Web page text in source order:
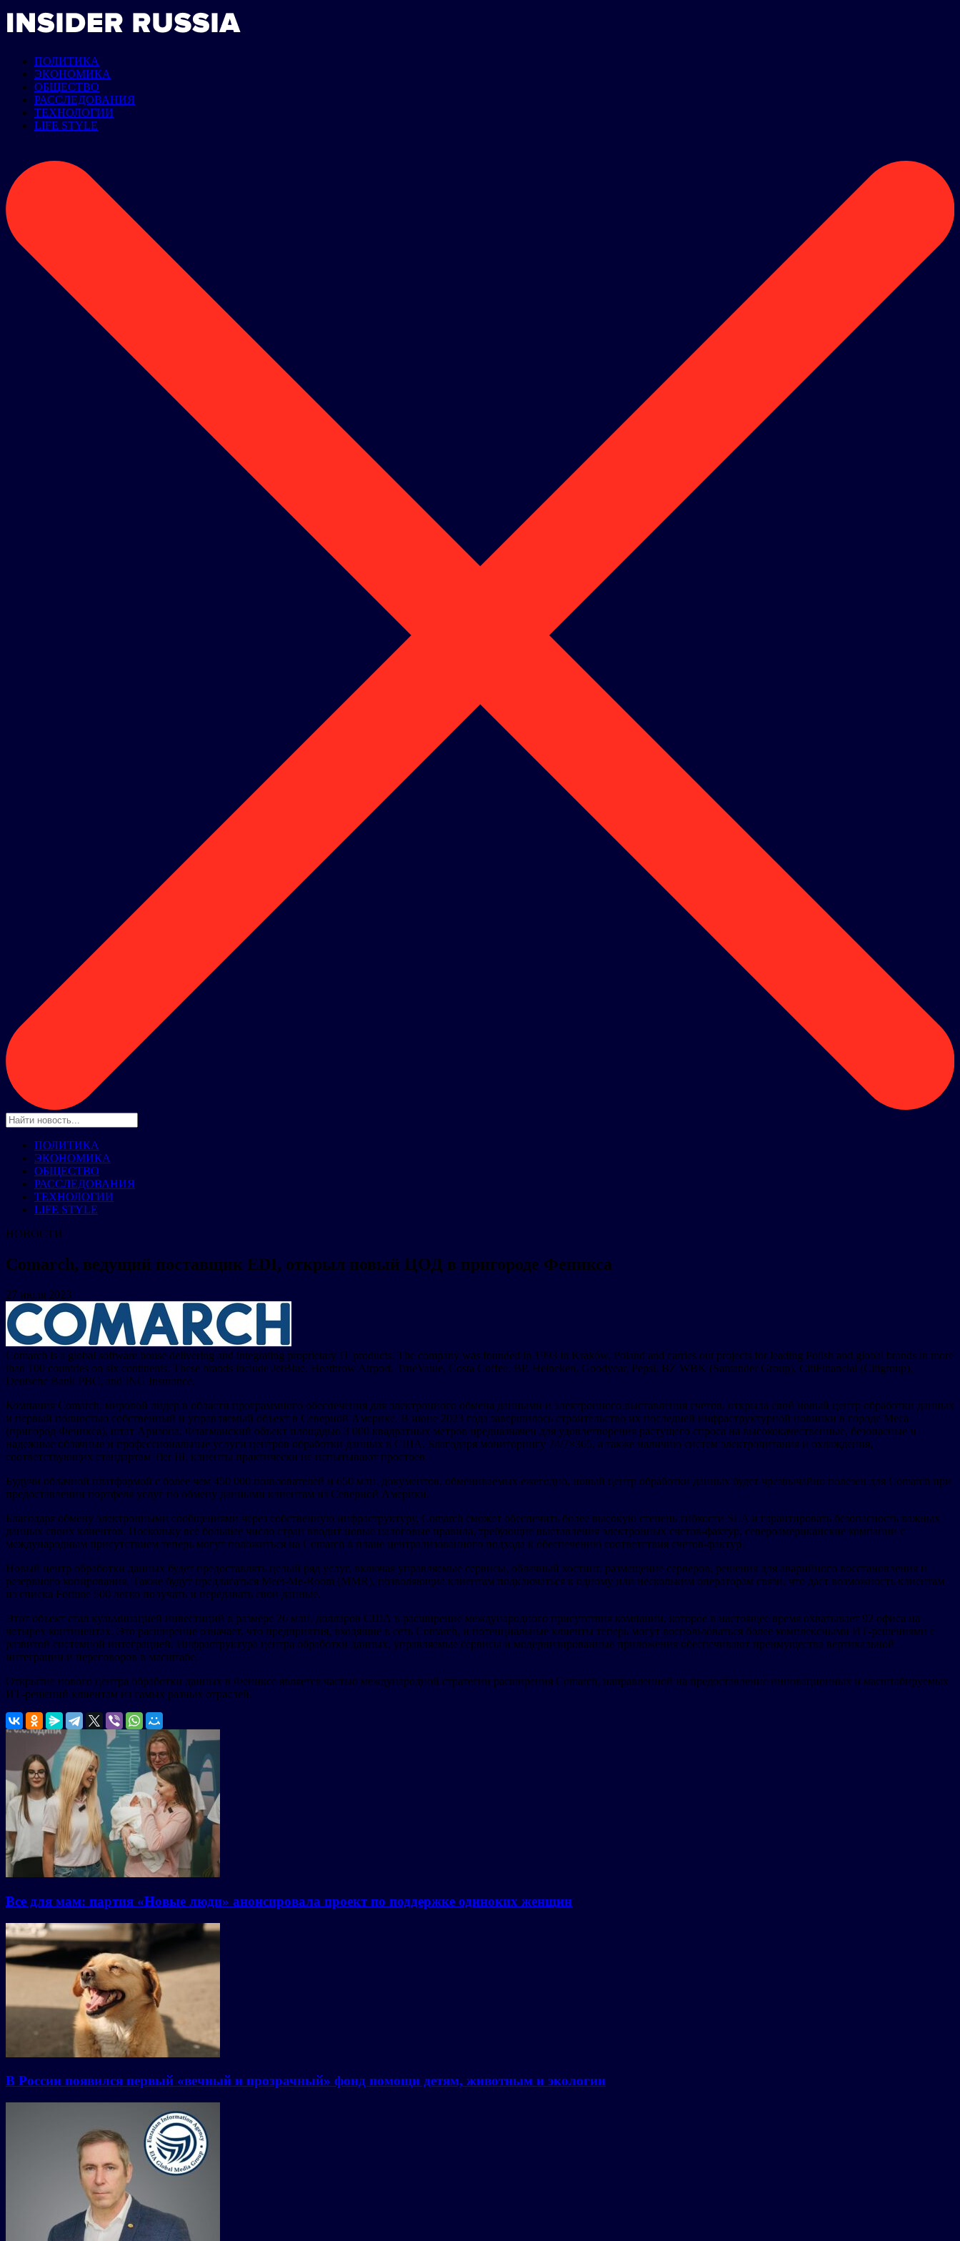
ПОЛИТИКА
ЭКОНОМИКА
ОБЩЕСТВО
РАССЛЕДОВАНИЯ
ТЕХНОЛОГИИ
LIFE STYLE
ПОЛИТИКА
ЭКОНОМИКА
ОБЩЕСТВО
РАССЛЕДОВАНИЯ
ТЕХНОЛОГИИ
LIFE STYLE
НОВОСТИ
Comarch, ведущий поставщик EDI, открыл новый ЦОД в пригороде Феникса
27 июля 2023
Comarch is a global software house delivering and integrating proprietary IT products. The company was founded in 1993 in Kraków, Poland and carries out projects for leading Polish and global brands in more
than 100 countries on six continents. These brands include JetBlue, Heathrow Airport, TrueValue, Costa Coffee, BP, Heineken, Goodyear, Pepsi, BZ WBK (Santander Group), CitiFinancial (Citigroup),
Deutsche Bank PBC, and ING Insurance.
Компания Comarch, мировой лидер в области программного обеспечения для электронного обмена данными и электронного выставления счетов, открыла свой новый центр обработки данных
и первый полностью собственный и управляемый объект в Северной Америке. В июне 2023 года завершилось строительство их последней инфраструктурной новинки в городе Меса
(пригород Феникса), штат Аризона. Флагманский объект площадью 3 000 квадратных метров предназначен для удовлетворения растущего спроса на высококачественные, безопасные и
надежные облачные и профессиональные услуги центров обработки данных в США. Благодаря мониторингу 24/7×365, а также наличию систем электропитания и охлаждения,
соответствующих стандартам Tier III, клиенты практически не испытывают простоев.
Будучи облачной платформой с более чем 450 000 пользователей и 650 млн. документов, обмениваемых ежегодно, новый центр обработки данных будет чрезвычайно полезен для Comarch при
предоставлении портфеля услуг по обмену данными клиентам из Северной Америки.
Благодаря обмену электронными сообщениями через собственную инфраструктуру, Comarch сможет обеспечить более высокую степень гибкости SLA и гарантировать безопасность важных
данных своих клиентов. Поскольку все большее число стран вводит новые налоговые правила, требующие выставления электронных счетов-фактур, североамериканские компании с
международным присутствием теперь могут положиться на Comarch в плане централизованного подхода к обеспечению соответствия счетов-фактур.
Новый центр обработки данных будет предоставлять целый ряд услуг, включая управляемые сервисы, облачный хостинг, размещение серверов, решения для аварийного восстановления и
резервного копирования. Также будут предлагаться Meet-Me-Room (MMR), позволяющие клиентам подключаться к одному или нескольким операторам связи, что даст возможность клиентам
из списка Fortune 500 легко получать и передавать свои данные.
Этот объект стал кульминацией инвестиций в размере 26 млн. долларов США в расширение международного присутствия компании, которое в настоящее время охватывает 92 офиса на
четырех континентах. Это расширение означает, что предприятия, входящие в сеть Comarch, и потенциальные клиенты теперь могут воспользоваться более комплексными ИТ-решениями с
развитой системной интеграцией. Инфраструктура центра обработки данных, управляемые сервисы и модернизированные приложения обеспечивают преимущества вертикальной
интеграции и переговоров в масштабе.
Открытие нового центра обработки данных в Фениксе является частью международной стратегии расширения Comarch, направленной на предоставление инновационных и масштабируемых
ИТ-решений клиентам из самых разных отраслей.
Все для мам: партия «Новые люди» анонсировала проект по поддержке одиноких женщин
В России появился первый «вечный и прозрачный» фонд помощи детям, животным и экологии